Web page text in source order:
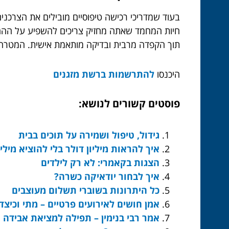
בעוד שמדריכי רכישה טיפוסיים מובילים את
חיות המחמד שאתה מחזיק צריכים להשפיע על
תוך הקפדה מרבית ובדיקה מותאמת אישית.
היכנסו להתרשמות ברשת מזגנים
פוסטים קשורים לנושא:
גידול, טיפול ושמירה על תוכים בבית
איך להראות מיליון דולר בלי להוציא
הצגות בקאמרי: לא רק לילדים
איך לבחור יודאיקה כשרה?
כל היתרונות בשוברי תשלום מעוצבים
אמן חושים לאירועים פרטיים – מתי
אמר רבי בנימין – תפילה למציאת אבידה